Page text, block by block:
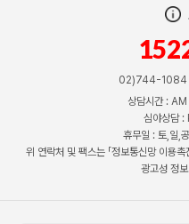
02)744-
상담시간 :
심야상담
휴무일 : 토,일,
위 연락처 및 팩스는 「정보통신망 이용
광고성 정